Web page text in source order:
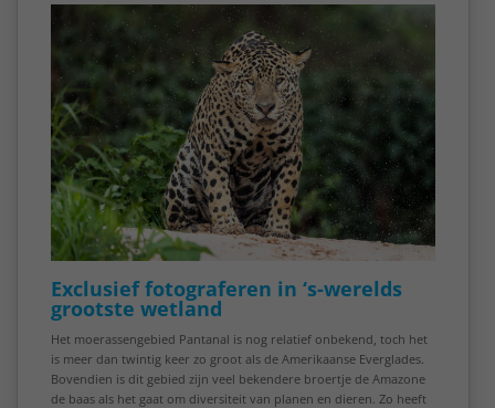
Exclusief fotograferen in ‘s-werelds
grootste wetland
Het moerassengebied Pantanal is nog relatief onbekend, toch het
is meer dan twintig keer zo groot als de Amerikaanse Everglades.
Bovendien is dit gebied zijn veel bekendere broertje de Amazone
de baas als het gaat om diversiteit van planen en dieren. Zo heeft